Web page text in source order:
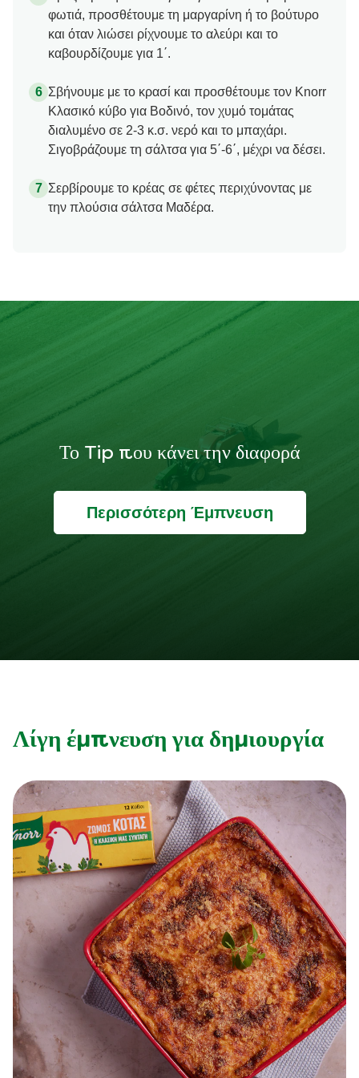
φωτιά, προσθέτουμε τη μαργαρίνη ή το βούτυρο
και όταν λιώσει ρίχνουμε το αλεύρι και το
καβουρδίζουμε για 1΄.
Σβήνουμε με το κρασί και προσθέτουμε τον Knorr
Κλασικό κύβο για Βοδινό, τον χυμό τομάτας
διαλυμένο σε 2-3 κ.σ. νερό και το μπαχάρι.
Σιγοβράζουμε τη σάλτσα για 5΄-6΄, μέχρι να δέσει.
Σερβίρουμε το κρέας σε φέτες περιχύνοντας με
την πλούσια σάλτσα Μαδέρα.
Το Tip που κάνει την διαφορά
Περισσότερη Έμπνευση
Λίγη έμπνευση για δημιουργία